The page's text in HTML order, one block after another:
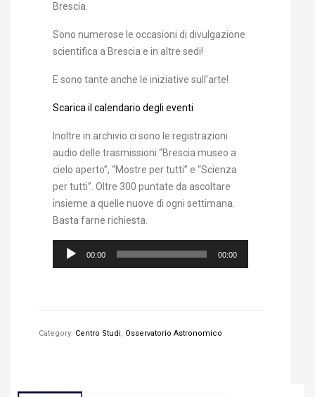
Brescia.
Sono numerose le occasioni di divulgazione
scientifica a Brescia e in altre sedi!
E sono tante anche le iniziative sull’arte!
Scarica il calendario degli eventi
Inoltre in archivio ci sono le registrazioni
audio delle trasmissioni “Brescia museo a
cielo aperto”, “Mostre per tutti” e “Scienza
per tutti”. Oltre 300 puntate da ascoltare
insieme a quelle nuove di ogni settimana.
Basta farne richiesta.
Audio
00:00 00:00
Category: Centro Studi, Osservatorio Astronomico